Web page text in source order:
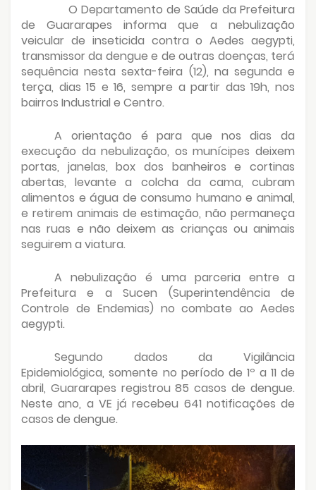
O Departamento de Saúde da Prefeitura
de Guararapes informa que a nebulização
veicular de inseticida contra o Aedes aegypti,
transmissor da dengue e de outras doenças, terá
sequência nesta sexta-feira (12), na segunda e
terça, dias 15 e 16, sempre a partir das 19h, nos
bairros Industrial e Centro.
A orientação é para que nos dias da
execução da nebulização, os munícipes deixem
portas, janelas, box dos banheiros e cortinas
abertas, levante a colcha da cama, cubram
alimentos e água de consumo humano e animal,
e retirem animais de estimação, não permaneça
nas ruas e não deixem as crianças ou animais
seguirem a viatura.
A nebulização é uma parceria entre a
Prefeitura e a Sucen (Superintendência de
Controle de Endemias) no combate ao Aedes
aegypti.
Segundo dados da Vigilância
Epidemiológica, somente no período de 1º a 11 de
abril, Guararapes registrou 85 casos de dengue.
Neste ano, a VE já recebeu 641 notificações de
casos de dengue.